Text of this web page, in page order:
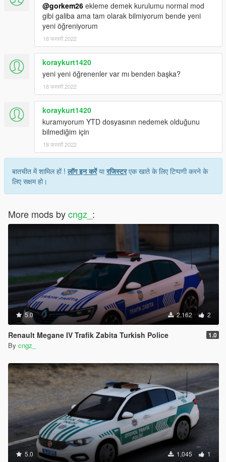
@gorkem26 ekleme demek kurulumu normal mod
gibi galiba ama tam olarak bilmiyorum bende yeni
yeni öğreniyorum
18 फरवरी 2022
koraykurt1420
yeni yeni öğrenenler var mı benden başka?
18 फरवरी 2022
koraykurt1420
kuramıyorum YTD dosyasının nedemek olduğunu
bilmediğim için
18 फरवरी 2022
बातचीत में शामिल हों !लॉग इन करेंयारजिस्टरएक खाते के लिए टिप्पणी करने के
लिए सक्षम हो।
More mods bycngz_ :
5.0 2,162 2
Renault Megane IV Trafik Zabita Turkish Police 1.0
By cngz_
5.0 1,045 1